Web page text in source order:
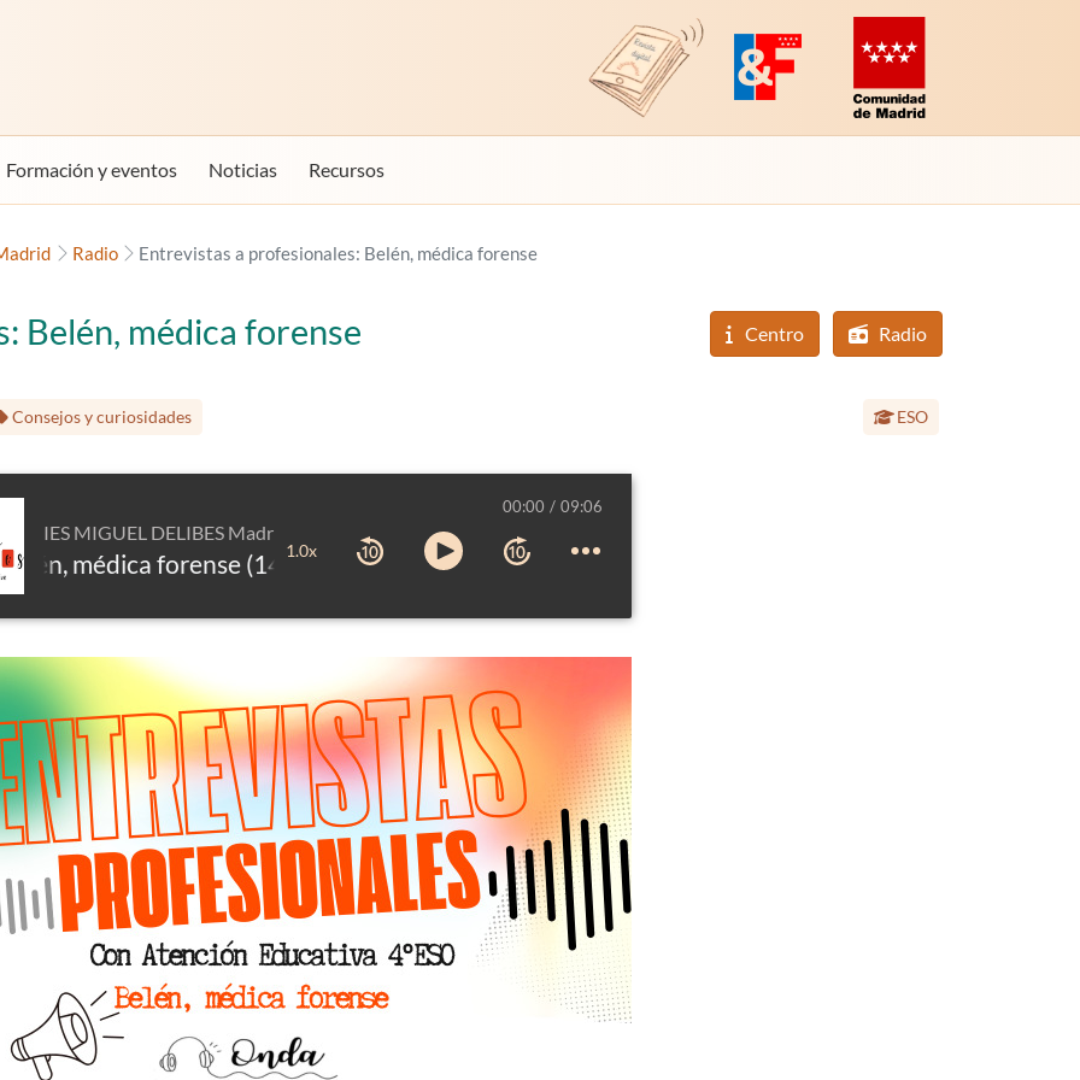
Revista Digital de EducaMadridPlataforma de Innovación y Formación
Comunidad de Madrid
Formación y eventos Noticias Recursos
Radio Entrevistas a profesionales: Belén, médica forense
Centro Radio
Belén, médica forense
Consejos y curiosidades ESO
IES MIGUEL DELIBES Madrid
médica forense (14/04/2025)
1.0x
00:00 09:06